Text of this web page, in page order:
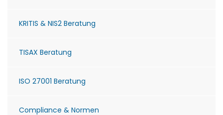
KRITIS & NIS2 Beratung
TISAX Beratung
ISO 27001 Beratung
Compliance & Normen